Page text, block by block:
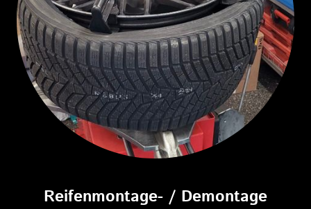
Reifenmontage- / Demontage